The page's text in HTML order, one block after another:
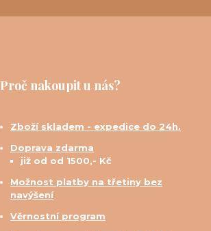
Proč nakoupit u nás?
Zboží skladem - expedice do 24h.
Doprava zdarma
již od od 1500,- Kč
Možnost platby na třetiny bez
navýšení
Věrnostní program